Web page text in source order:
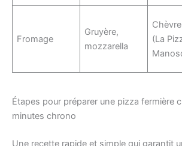
Fromage
Gruyère,
mozzarella
(La
Étapes pour préparer une pizza fermière
minutes chrono
Une recette rapide et simple qui garantit